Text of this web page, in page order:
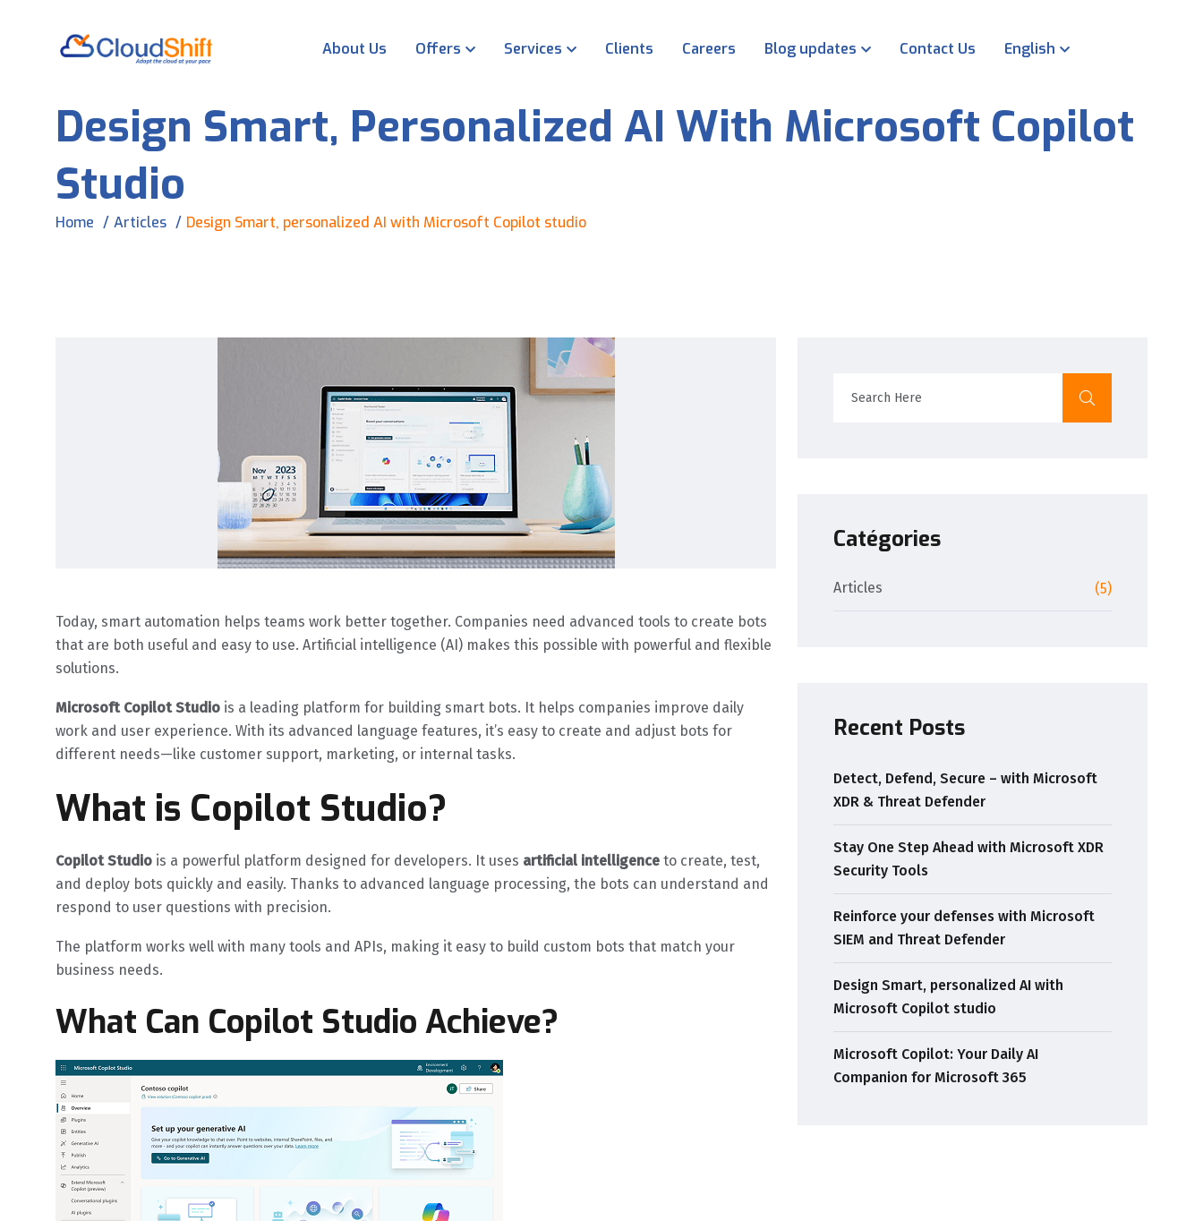
About Us Offers Services Clients Careers Blog updates Contact Us English
Design Smart, Personalized AI With Microsoft Copilot
Studio
Home Articles Design Smart, personalized AI with Microsoft Copilot studio
Today, smart automation helps teams work better together. Companies need advanced tools to create bots
that are both useful and easy to use. Artificial intelligence (AI) makes this possible with powerful and flexible
solutions.
Microsoft Copilot Studio is a leading platform for building smart bots. It helps companies improve daily
work and user experience. With its advanced language features, it’s easy to create and adjust bots for
different needs—like customer support, marketing, or internal tasks.
What is Copilot Studio?
Copilot Studio is a powerful platform designed for developers. It uses artificial intelligence to create, test,
and deploy bots quickly and easily. Thanks to advanced language processing, the bots can understand and
respond to user questions with precision.
The platform works well with many tools and APIs, making it easy to build custom bots that match your
business needs.
What Can Copilot Studio Achieve?
Catégories
Articles (5)
Recent Posts
Detect, Defend, Secure – with Microsoft
XDR & Threat Defender
Stay One Step Ahead with Microsoft XDR
Security Tools
Reinforce your defenses with Microsoft
SIEM and Threat Defender
Design Smart, personalized AI with
Microsoft Copilot studio
Microsoft Copilot: Your Daily AI
Companion for Microsoft 365